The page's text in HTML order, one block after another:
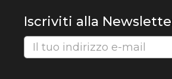
Iscriviti alla